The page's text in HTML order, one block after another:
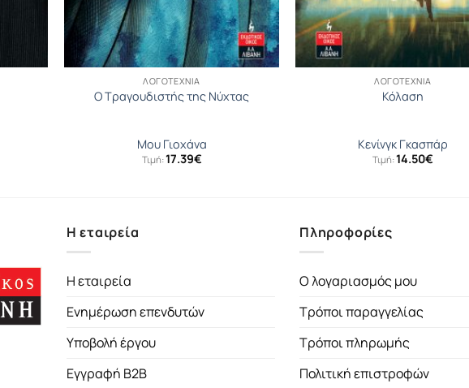
ΛΟΓΟΤΕΧΝΊΑ
Ο Τραγουδιστής της Νύχτας
Μου Γιοχάνα
Τιμή:17.39€
ΛΟΓΟΤΕΧΝΊΑ
Κόλαση
Κενίνγκ Γκασπάρ
Τιμή:14.50€
Η εταιρεία
Η εταιρεία
Ενημέρωση επενδυτών
Υποβολή έργου
Εγγραφή B2B
Πληροφορίες
Ο λογαριασμός μου
Τρόποι παραγγελίας
Τρόποι πληρωμής
Πολιτική επιστροφών